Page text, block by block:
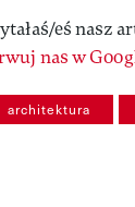
eś nasz
nas w
architektura